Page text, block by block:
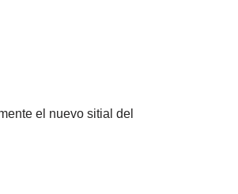
el nuevo sitial del